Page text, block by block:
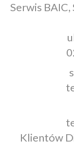
Serwis BAIC,
Klientów